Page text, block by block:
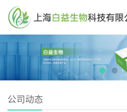
公司动态